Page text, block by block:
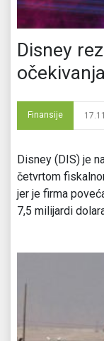
Disney
očekivanja
Finansije
Disney (DIS) je
četvrtom
jer je firma
7,5 milijardi